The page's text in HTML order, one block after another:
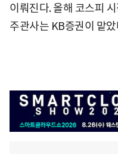
이뤄진다. 올해 코스피
주관사는 KB증권이 맡았